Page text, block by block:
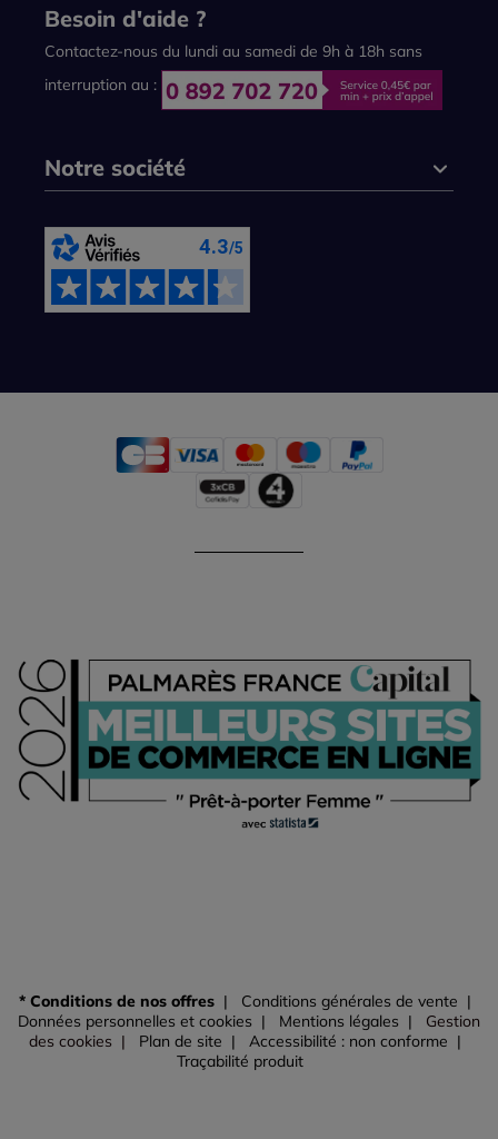
Besoin d'aide ?
Contactez-nous du lundi au samedi de 9h à 18h sans
interruption au :
Notre société
* Conditions de nos offres
Conditions générales de vente
Données personnelles et cookies
Mentions légales
Gestion
des cookies
Plan de site
Accessibilité : non conforme
Traçabilité produit